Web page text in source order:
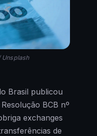
Unsplash
Brasil publicou
BCB nº
exchanges
de